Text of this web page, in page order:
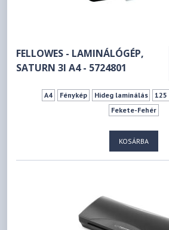
FELLOWES - LAMINÁLÓGÉP,
SATURN 3I A4 - 5724801
A4 Fénykép Hideg laminálás 125
Fekete-Fehér
KOSÁRBA